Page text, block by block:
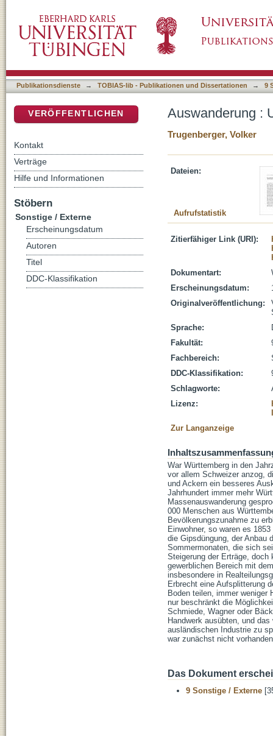
Publikationsdienste → TOBIAS-lib - Publikationen und Dissertationen → 9
Auswanderung :
Trugenberger, Volker
Dateien:
Aufrufstatistik
Zitierfähiger Link (URI):
Dokumentart:
Erscheinungsdatum:
Originalveröffentlichung:
Sprache:
Fakultät:
Fachbereich:
DDC-Klassifikation:
Schlagworte:
Lizenz:
Zur Langanzeige
War Württemberg in den
vor allem Schweizer anzog,
und Ackern ein besseres
Jahrhundert immer mehr
Massenauswanderung
000 Menschen aus
Bevölkerungszunahme zu
Einwohner, so waren es
die Gipsdüngung, der Anbau
Sommermonaten, die sich
Steigerung der Erträge,
gewerblichen Bereich mit
insbesondere in
Erbrecht eine Aufsplitterung
Boden teilen, immer weniger
nur beschränkt die
Schmiede, Wagner oder
Handwerk ausübten, und
ausländischen Industrie zu
war zunächst nicht
Das Dokument
9 Sonstige / Externe
VERÖFFENTLICHEN
Kontakt
Verträge
Hilfe und Informationen
Stöbern
Sonstige / Externe
Erscheinungsdatum
Autoren
Titel
DDC-Klassifikation